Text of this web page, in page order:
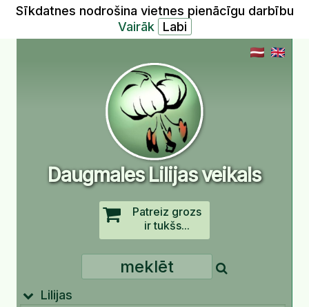
Sīkdatnes nodrošina vietnes pienācīgu darbību
Vairāk
Daugmales Lilijas veikals
Patreiz grozs
ir tukšs...
Lilijas